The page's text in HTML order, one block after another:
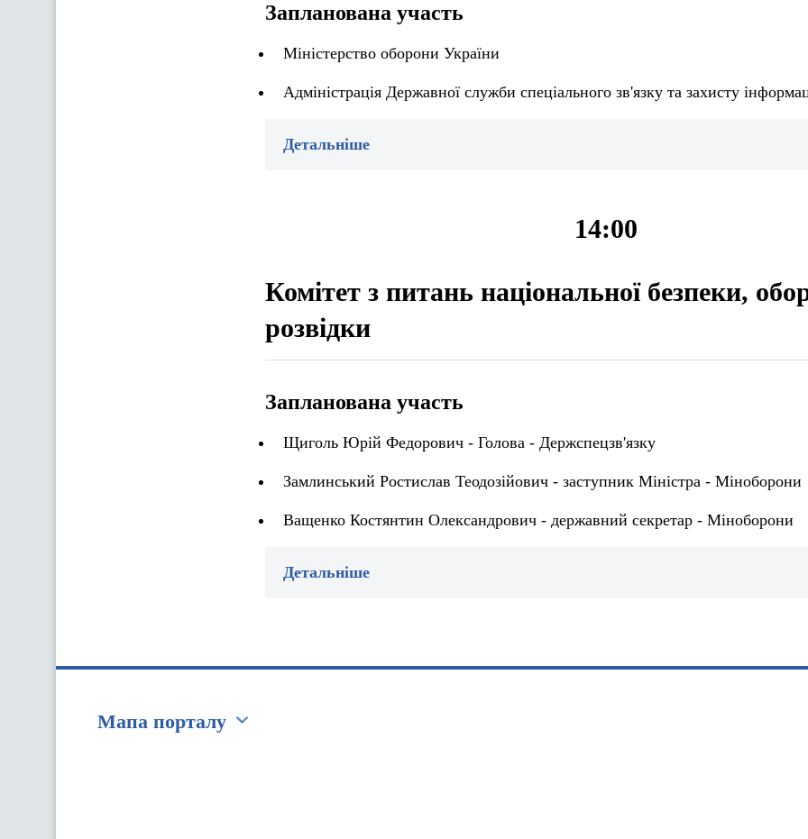
Запланована участь
Міністерство оборони України
Адміністрація Державної служби спеціального зв'язку та захисту
Детальніше
14:00
Комітет з питань національної безпеки,
розвідки
Запланована участь
Щиголь Юрій Федорович - Голова - Держспецзв'язку
Замлинський Ростислав Теодозійович - заступник Міністра - Міноборони
Ващенко Костянтин Олександрович - державний секретар - Міноборони
Детальніше
Мапа порталу